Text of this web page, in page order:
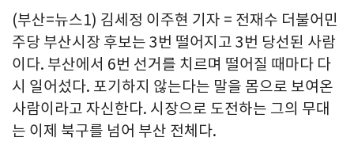
(부산=뉴스1) 김세정 이주현 기자 = 전재수 더불어민
주당 부산시장 후보는 3번 떨어지고 3번 당선된 사람
이다. 부산에서 6번 선거를 치르며 떨어질 때마다 다
시 일어섰다. 포기하지 않는다는 말을 몸으로 보여온
사람이라고 자신한다. 시장으로 도전하는 그의 무대
는 이제 북구를 넘어 부산 전체다.